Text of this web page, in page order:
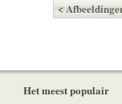
<
Het meest populair